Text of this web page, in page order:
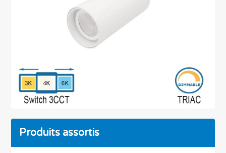
Produits assortis